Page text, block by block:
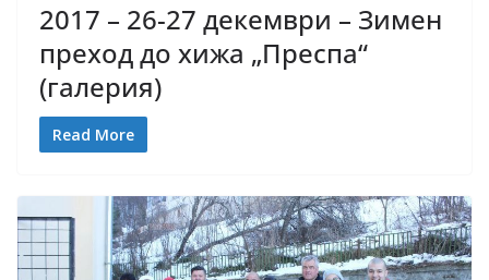
2017 – 26-27 декември – Зимен
преход до хижа „Преспа“
(галерия)
Read More